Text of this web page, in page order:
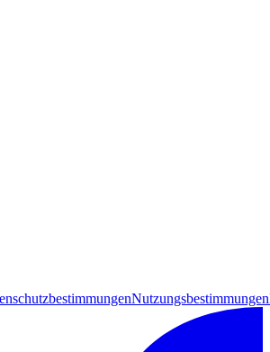
Nutzungsbestimmungen